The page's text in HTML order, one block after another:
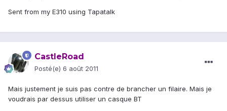
Sent from my E310 using Tapatalk
CastleRoad
Posté(e) 6 août 2011
Mais justement je suis pas contre de brancher un filaire. Mais je
voudrais par dessus utiliser un casque BT